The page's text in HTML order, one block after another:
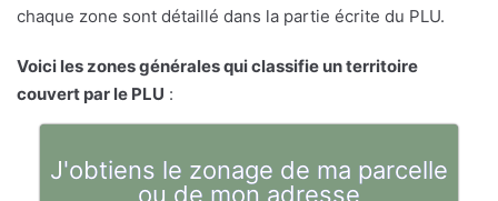
chaque zone sont détaillé dans la partie écrite du PLU.
Voici les zones générales qui classifie un territoire
couvert par le PLU :
J'obtiens le zonage de ma parcelle
ou de mon adresse